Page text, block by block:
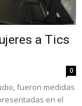
a Tics
0
fueron medidas
en el